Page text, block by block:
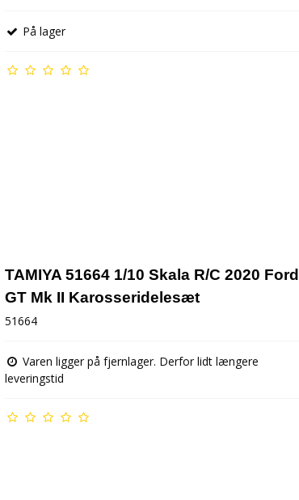
På lager
TAMIYA 51664 1/10 Skala R/C 2020 Ford
GT Mk II Karosseridelesæt
51664
Varen ligger på fjernlager. Derfor lidt længere
leveringstid